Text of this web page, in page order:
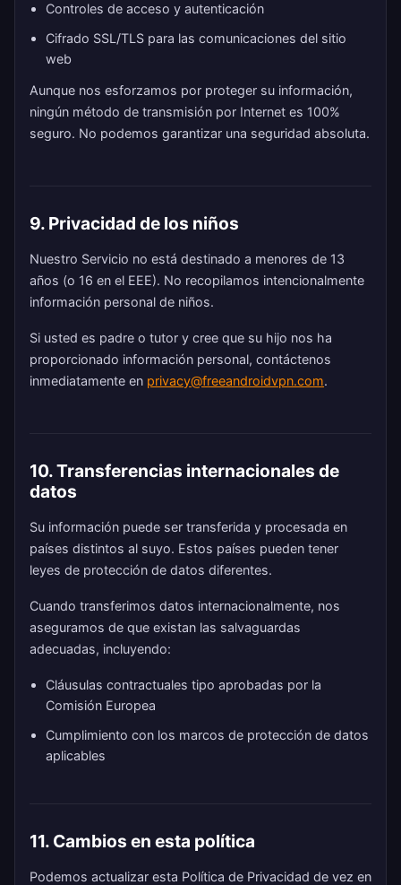
Controles de acceso y autenticación
Cifrado SSL/TLS para las comunicaciones del sitio
web
Aunque nos esforzamos por proteger su información,
ningún método de transmisión por Internet es 100%
seguro. No podemos garantizar una seguridad absoluta.
9. Privacidad de los niños
Nuestro Servicio no está destinado a menores de 13
años (o 16 en el EEE). No recopilamos intencionalmente
información personal de niños.
Si usted es padre o tutor y cree que su hijo nos ha
proporcionado información personal, contáctenos
inmediatamente en privacy@freeandroidvpn.com.
10. Transferencias internacionales de
datos
Su información puede ser transferida y procesada en
países distintos al suyo. Estos países pueden tener
leyes de protección de datos diferentes.
Cuando transferimos datos internacionalmente, nos
aseguramos de que existan las salvaguardas
adecuadas, incluyendo:
Cláusulas contractuales tipo aprobadas por la
Comisión Europea
Cumplimiento con los marcos de protección de datos
aplicables
11. Cambios en esta política
Podemos actualizar esta Política de Privacidad de vez en